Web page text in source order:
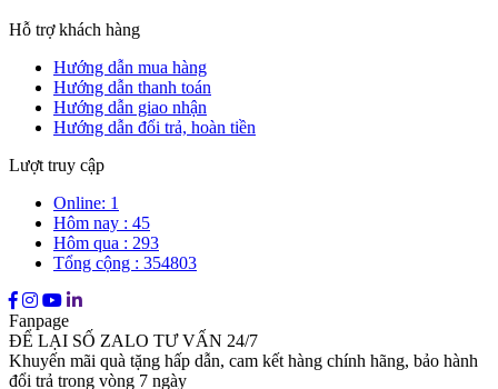
Hỗ trợ khách hàng
Hướng dẫn mua hàng
Hướng dẫn thanh toán
Hướng dẫn giao nhận
Hướng dẫn đổi trả, hoàn tiền
Lượt truy cập
Online: 1
Hôm nay : 45
Hôm qua : 293
Tổng cộng : 354803
Fanpage
ĐỂ LẠI SỐ ZALO TƯ VẤN 24/7
Khuyến mãi quà tặng hấp dẫn, cam kết hàng chính hãng, bảo hành
đổi trả trong vòng 7 ngày